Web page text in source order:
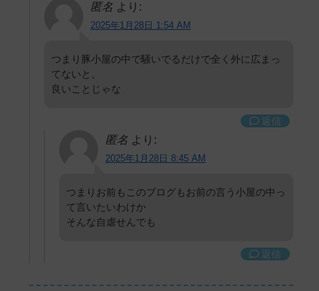
匿名 より:
2025年1月28日 1:54 AM
つまり豚小屋の中で騒いでるだけで全く外に広まっ
てないと。
良いことじゃな
返信
匿名 より:
2025年1月28日 8:45 AM
つまりお前もこのブログもお前の言う小屋の中っ
て言いたいわけか
そんな自虐せんでも
返信